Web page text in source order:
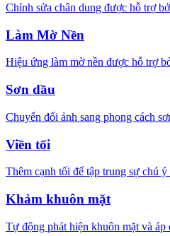
Chỉnh sửa chân dung được hỗ trợ
Làm Mờ Nền
Hiệu ứng làm mờ nền được hỗ trợ
Sơn dầu
Chuyển đổi ảnh sang phong cách
Viền tối
Thêm cạnh tối để tập trung sự chú
Khảm khuôn mặt
Tự động phát hiện khuôn mặt và áp